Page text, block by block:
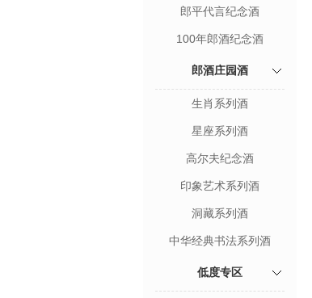
郎平代言纪念酒
100年郎酒纪念酒
郎酒庄园酒
生肖系列酒
星座系列酒
高尔夫纪念酒
印象艺术系列酒
洞藏系列酒
中华经典书法系列酒
低度专区